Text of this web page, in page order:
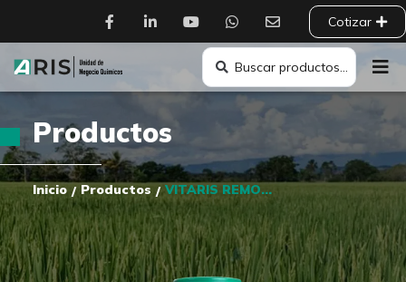
Cotizar
Productos
Inicio / Productos / VITARIS REMOVEDOR DE SALES